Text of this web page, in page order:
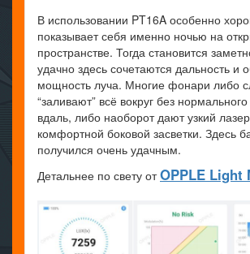
В использовании PT16A особенно
показывает себя именно ночью на
пространстве. Тогда становится
удачно здесь сочетаются дальность и
мощность луча. Многие фонари либо
“заливают” всё вокруг без
вдаль, либо наоборот дают узкий
комфортной боковой засветки. Здесь
получился очень удачным.
Детальнее по свету отOPPLE Light